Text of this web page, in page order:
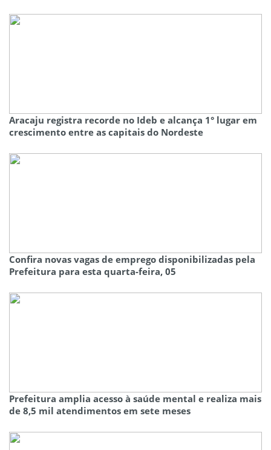
Aracaju registra recorde no Ideb e alcança 1° lugar em
crescimento entre as capitais do Nordeste
Confira novas vagas de emprego disponibilizadas pela
Prefeitura para esta quarta-feira, 05
Prefeitura amplia acesso à saúde mental e realiza mais
de 8,5 mil atendimentos em sete meses